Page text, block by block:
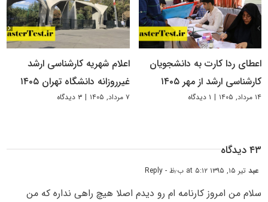
اعطای ردا کارت به دانشجویان
کارشناسی ارشد از مهر ۱۴۰۵
۱۴ مرداد, ۱۴۰۵ | ۱ دیدگاه
اعلام شهریه کارشناسی ارشد
غیرروزانه دانشگاه تهران ۱۴۰۵
۷ مرداد, ۱۴۰۵ | ۳ دیدگاه
۴۳ دیدگاه
عبدتیر ۱۵, ۱۳۹۵ at ۵:۱۲ ب٫ظ - Reply
سلام من امروز کارنامه ام رو دیدم اصلا هیچ راهی نداره که من